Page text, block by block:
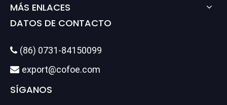
MÁS ENLACES
DATOS DE CONTACTO
 (86) 0731-84150099
 export@cofoe.com
SÍGANOS